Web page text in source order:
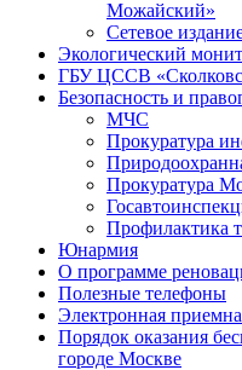
Можайский»
Сетевое
Экологический
ГБУ ЦССВ
Безопасность и
МЧС
Прокуратура
Прокуратура
Профилактика
Юнармия
О программе
Полезные телефоны
Электронная
Порядок оказания
городе Москве